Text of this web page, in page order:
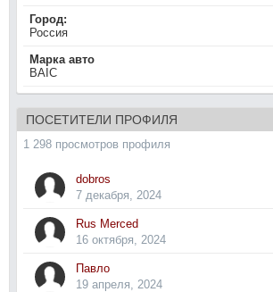
Город:
Россия
Марка авто
BAIC
ПОСЕТИТЕЛИ ПРОФИЛЯ
1 298 просмотров профиля
dobros
7 декабря, 2024
Rus Merced
16 октября, 2024
Павло
19 апреля, 2024